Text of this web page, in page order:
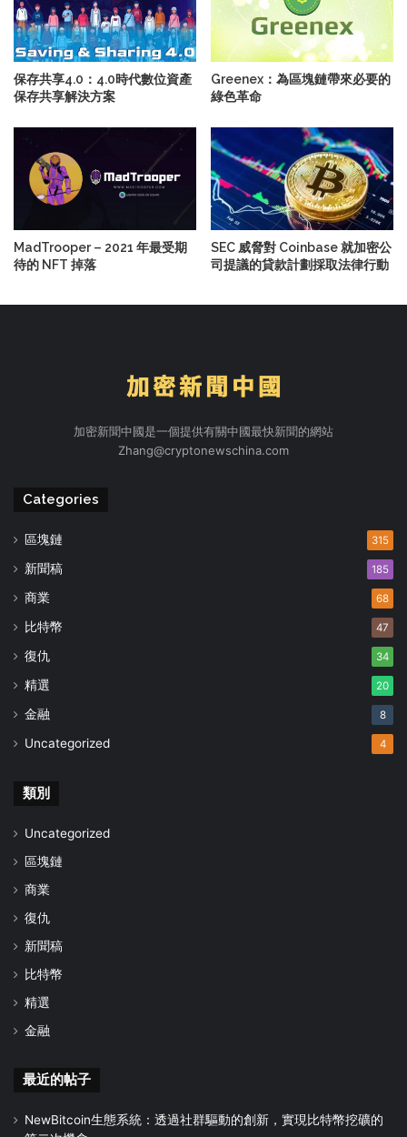
保存共享4.0：4.0時代數位資產
保存共享解決方案
Greenex：為區塊鏈帶來必要的
綠色革命
MadTrooper – 2021 年最受期
待的 NFT 掉落
SEC 威脅對 Coinbase 就加密公
司提議的貸款計劃採取法律行動
加密新聞中國是一個提供有關中國最快新聞的網站
Zhang@cryptonewschina.com
Categories
區塊鏈 315
新聞稿 185
商業 68
比特幣 47
復仇 34
精選 20
金融 8
Uncategorized 4
類別
Uncategorized
區塊鏈
商業
復仇
新聞稿
比特幣
精選
金融
最近的帖子
NewBitcoin生態系統：透過社群驅動的創新，實現比特幣挖礦的